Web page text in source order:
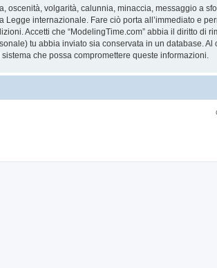
oscenità, volgarità, calunnia, minaccia, messaggio a
Legge internazionale. Fare ciò porta all’immediato e
Accetti che “ModelingTime.com” abbia il diritto
tu abbia inviato sia conservata in un database.
che possa compromettere queste informazioni.